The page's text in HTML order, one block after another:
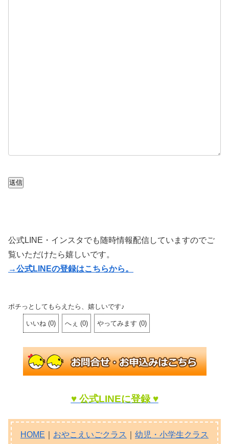
送信
公式LINE・インスタでも随時情報配信していますのでご
覧いただけたら嬉しいです。
→公式LINEの登録はこちらから。
ポチっとしてもらえたら、嬉しいです♪
いいね (0) へぇ (0) やってみます (0)
♥ 公式LINEに登録 ♥
HOME おやこえいごクラス
幼児・小学生クラス